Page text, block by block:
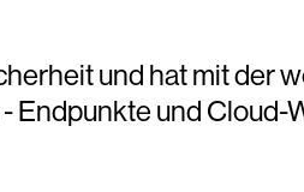
und hat mit der
und Cloud-